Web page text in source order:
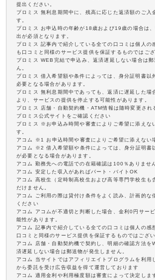
提出ください。
プロミス 無利息期間中に、残高に応じた返済額のご入
す。
プロミス お申込時の年齢が18歳および19歳の場合は
出が必須となります。
プロミス 記事内で紹介している全ての口コミは個人の
も口コミと同様のサービス提供を保証するものではござ
プロミス WEB完結で申込み、返済遅延しない場合は
ん。
プロミス 借入希望額や条件によっては、身分証明書以
必要となる場合があります。
プロミス 無利息期間中であっても、返済に遅延した場
より、サービスの提供を停止する可能性があります。
プロミス 店舗・自動契約機・ATM情報は随時変更され
プロミス公式サイトをご確認ください
プロミス ※お申込み時間や審査によりご希望に添えな
す。
アコム ※1 お申込時間や審査によりご希望に添えない
アコム ※2 借入希望額や条件によっては、身分証明書
が必要となる場合があります。
アコム 勤務先への電話での在籍確認は100％ありませ
アコム 安定した収入があればパート・バイトOK
アコム 高校生（定時制高校生および高等専門学校生も
だけません。
アコム ご利用の際は貸付け条件をよく読み、計画的な
ください
アコム アコムが不適切と判断した場合、金利0円サー
能性があります。
アコム 記事内で紹介している全ての口コミは個人の感
口コミと同様のサービス提供を保証するものではござい
アコム 店舗・自動契約機で契約し、明細の確認方法を
済遅延しない場合は郵送物が発生しません。
アコム 当サイトではアフィリエイトプログラムを利用
から委託を受け広告収益を得て運営しております
アコム 適用金利や利用極度額は審査によって決定しま